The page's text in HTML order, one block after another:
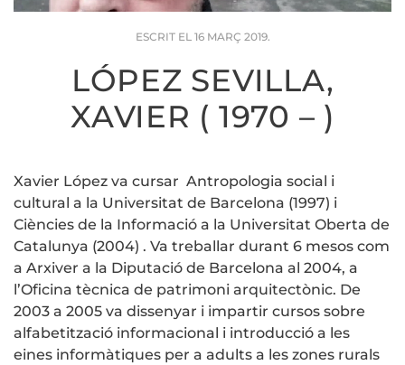
ESCRIT EL 16 MARÇ 2019.
LÓPEZ SEVILLA,
XAVIER ( 1970 – )
Xavier López va cursar Antropologia social i
cultural a la Universitat de Barcelona (1997) i
Ciències de la Informació a la Universitat Oberta de
Catalunya (2004) . Va treballar durant 6 mesos com
a Arxiver a la Diputació de Barcelona al 2004, a
l’Oficina tècnica de patrimoni arquitectònic. De
2003 a 2005 va dissenyar i impartir cursos sobre
alfabetització informacional i introducció a les
eines informàtiques per a adults a les zones rurals